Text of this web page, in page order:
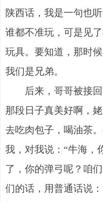
陕西话，我是一句也
谁都不准玩，可是见
玩具。要知道，那时
我们是兄弟。
后来，哥哥被接回
那段日子真美好啊，
去吃肉包子，喝油茶
我，对我说：“牛海，
了，你的弹弓呢？咱
们的话，用普通话说